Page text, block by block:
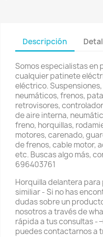
Descripción
Somos especialistas en
cualquier patinete
eléctrico.
neumáticos, frenos,
retrovisores,
de aire interna,
freno, horquillas,
motores, carenado,
de frenos, cable motor,
etc. Buscas algo más,
696403761
Horquilla delantera para
similiar - Si no has
dudas sobre un
nosotros a través de
rápida a tus consultas
puedes contactarnos a